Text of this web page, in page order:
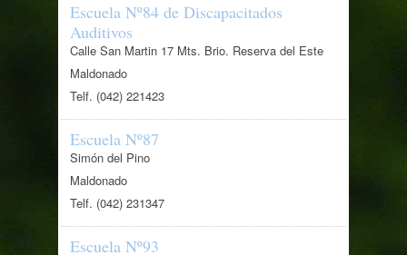
Escuela Nº84 de Discapacitados
Auditivos
Calle San Martin 17 Mts. Brio. Reserva del Este
Maldonado
Telf. (042) 221423
Escuela Nº87
Simón del Pino
Maldonado
Telf. (042) 231347
Escuela Nº93